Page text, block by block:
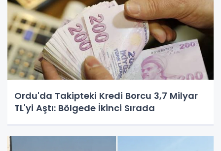
Ordu'da Takipteki Kredi Borcu 3,7 Milyar
TL'yi Aştı: Bölgede İkinci Sırada